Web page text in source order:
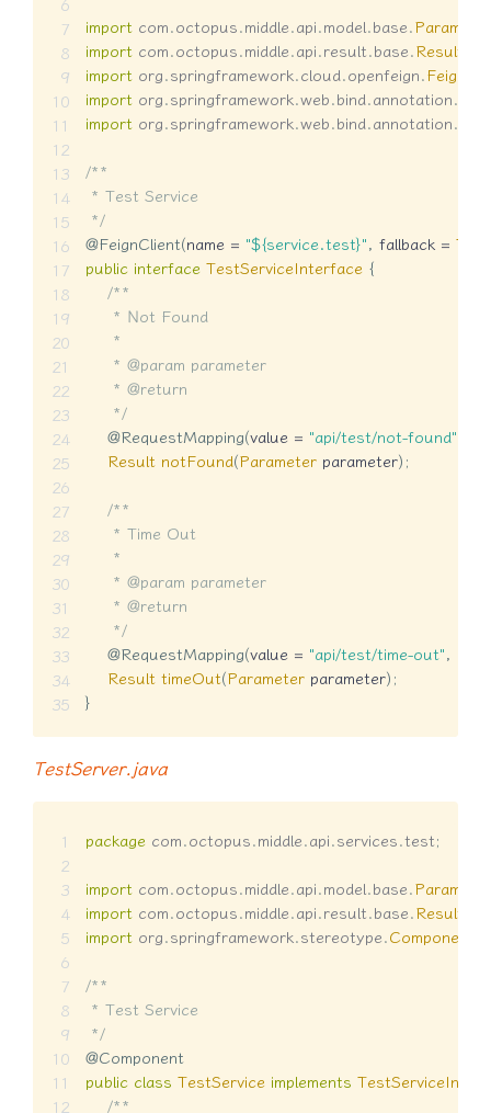
import com.octopus.middle.api.model.base.Parameter
import com.octopus.middle.api.result.base.Result
import org.springframework.cloud.openfeign.
import org.springframework.web.bind.annotation.
import org.springframework.web.bind.annotation.
/**
* Test Service
*/
@FeignClient(name = "${service.test}", fallback =
public interface TestServiceInterface {
/**
     * Not Found
     *
     * @param parameter
     * @return
     */
@RequestMapping(value = "api/test/not-found"
Result notFound(Parameter parameter) ;
/**
     * Time Out
     *
     * @param parameter
     * @return
     */
@RequestMapping(value = "api/test/time-out",
Result timeOut(Parameter parameter) ;
}
TestServer.java
package com.octopus.middle.api.services.test;
import com.octopus.middle.api.model.base.Parameter
import com.octopus.middle.api.result.base.Result
import org.springframework.stereotype.Component
/**
* Test Service
*/
@Component
public class TestService implements
/**